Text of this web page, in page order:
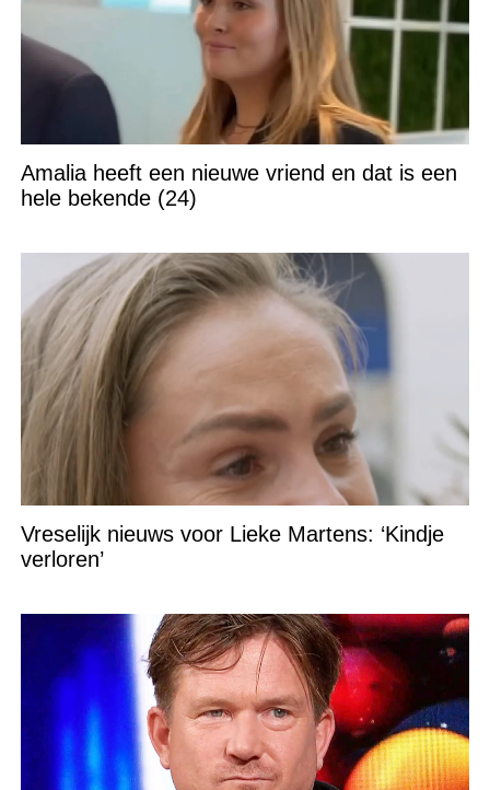
Amalia heeft een nieuwe vriend en dat is een
hele bekende (24)
Vreselijk nieuws voor Lieke Martens: ‘Kindje
verloren’